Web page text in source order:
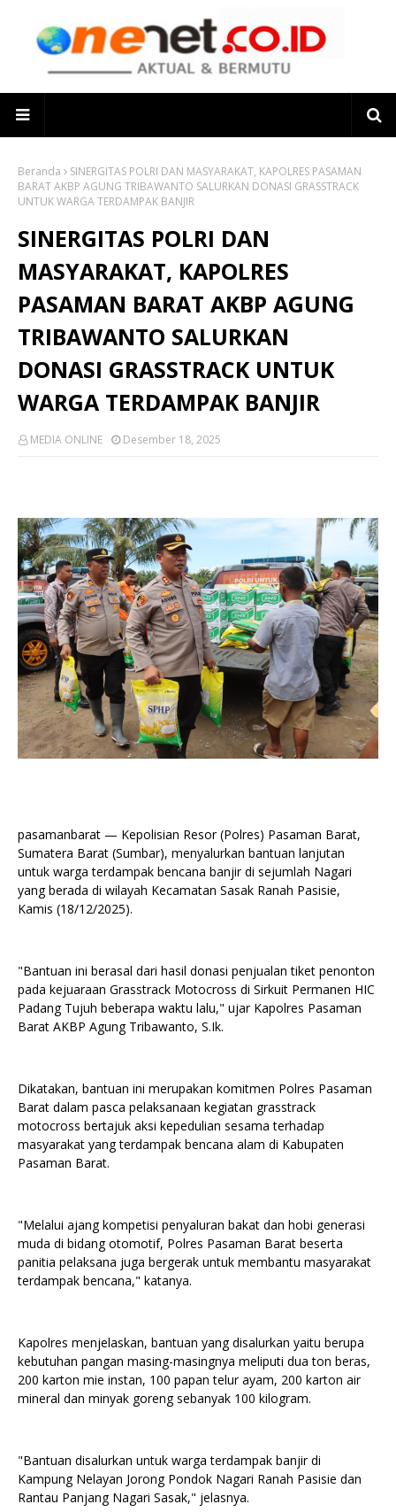
Beranda
SINERGITAS POLRI DAN MASYARAKAT, KAPOLRES PASAMAN
BARAT AKBP AGUNG TRIBAWANTO SALURKAN DONASI GRASSTRACK
UNTUK WARGA TERDAMPAK BANJIR
SINERGITAS POLRI DAN
MASYARAKAT, KAPOLRES
PASAMAN BARAT AKBP AGUNG
TRIBAWANTO SALURKAN
DONASI GRASSTRACK UNTUK
WARGA TERDAMPAK BANJIR
MEDIA ONLINE Desember 18, 2025
pasamanbarat — Kepolisian Resor (Polres) Pasaman Barat,
Sumatera Barat (Sumbar), menyalurkan bantuan lanjutan
untuk warga terdampak bencana banjir di sejumlah Nagari
yang berada di wilayah Kecamatan Sasak Ranah Pasisie,
Kamis (18/12/2025).
"Bantuan ini berasal dari hasil donasi penjualan tiket penonton
pada kejuaraan Grasstrack Motocross di Sirkuit Permanen HIC
Padang Tujuh beberapa waktu lalu," ujar Kapolres Pasaman
Barat AKBP Agung Tribawanto, S.Ik.
Dikatakan, bantuan ini merupakan komitmen Polres Pasaman
Barat dalam pasca pelaksanaan kegiatan grasstrack
motocross bertajuk aksi kepedulian sesama terhadap
masyarakat yang terdampak bencana alam di Kabupaten
Pasaman Barat.
"Melalui ajang kompetisi penyaluran bakat dan hobi generasi
muda di bidang otomotif, Polres Pasaman Barat beserta
panitia pelaksana juga bergerak untuk membantu masyarakat
terdampak bencana," katanya.
Kapolres menjelaskan, bantuan yang disalurkan yaitu berupa
kebutuhan pangan masing-masingnya meliputi dua ton beras,
200 karton mie instan, 100 papan telur ayam, 200 karton air
mineral dan minyak goreng sebanyak 100 kilogram.
"Bantuan disalurkan untuk warga terdampak banjir di
Kampung Nelayan Jorong Pondok Nagari Ranah Pasisie dan
Rantau Panjang Nagari Sasak," jelasnya.